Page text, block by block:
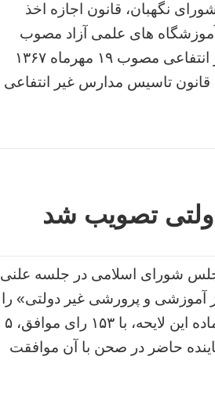
نگهبان، قانون اجازه اخذ
آموزشگاه های علمی آزاد مصوب
اول آذرماه ۱۳۶۷، قانون تاسیس مدارس غیر انتفاعی مصوب ۱۹ مهرماه ۱۳۶۷
تاسیس مدارس غیر انتفاعی
تصویب شد
شورای اسلامی در جلسه علنی
آموزشی و پرورشی غیر دولتی» را
در دستور کار قرار دادند و پس از قرائت ۳۹ ماده این لایحه، با ۱۵۳ رای موافق، ۵
و ۴ رای ممتنع از مجموع ۱۹۶ نماینده حاضر در صحن با آن موافقت